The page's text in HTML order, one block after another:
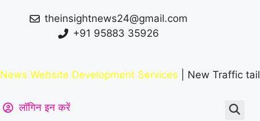
theinsightnews24@gmail.com
+91 95883 35926
News Website Development Services | New Traffic tail
लॉगिन इन करें